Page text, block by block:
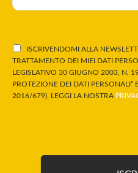
ISCRIVENDOMI ALLA
TRATTAMENTO DEI MIEI DATI
LEGISLATIVO 30 GIUGNO 2003, N.
PROTEZIONE DEI DATI
2016/679). LEGGI LA NOSTRA